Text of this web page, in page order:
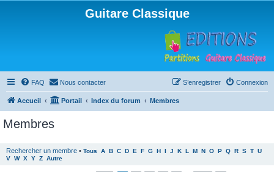
Guitare Classique
FAQ Nous contacter Connexion
S’enregistrer
Accueil Portail Index du forum Membres
Membres
Rechercher un membre • Tous A B C D E F G H I J K L M N O P Q R S T U
V W X Y Z Autre